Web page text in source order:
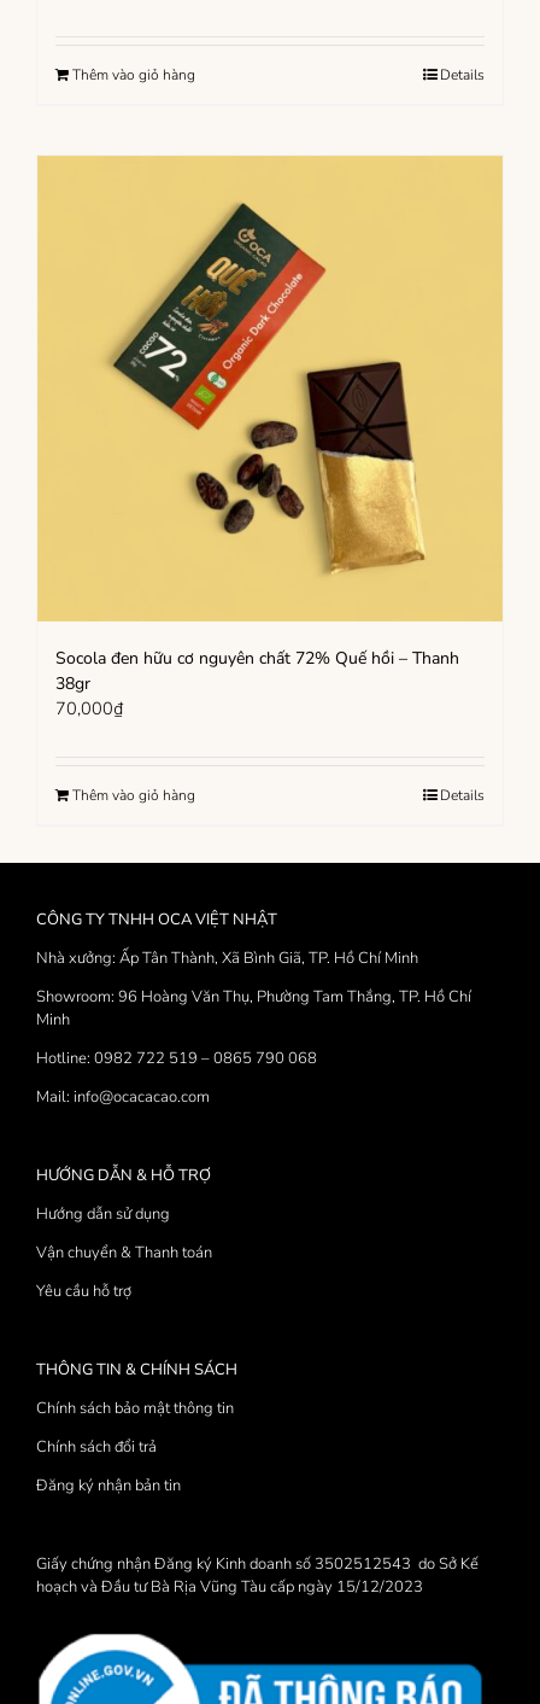
Thêm vào giỏ hàng Details
Socola đen hữu cơ nguyên chất 72% Quế hồi – Thanh
38gr
70,000₫
Thêm vào giỏ hàng Details
CÔNG TY TNHH OCA VIỆT NHẬT
Nhà xưởng: Ấp Tân Thành, Xã Bình Giã, TP. Hồ Chí Minh
Showroom: 96 Hoàng Văn Thụ, Phường Tam Thắng, TP. Hồ Chí
Minh
Hotline: 0982 722 519 – 0865 790 068
Mail: info@ocacacao.com
HƯỚNG DẪN & HỖ TRỢ
Hướng dẫn sử dụng
Vận chuyển & Thanh toán
Yêu cầu hỗ trợ
THÔNG TIN & CHÍNH SÁCH
Chính sách bảo mật thông tin
Chính sách đổi trả
Đăng ký nhận bản tin
Giấy chứng nhận Đăng ký Kinh doanh số 3502512543 do Sở Kế
hoạch và Đầu tư Bà Rịa Vũng Tàu cấp ngày 15/12/2023